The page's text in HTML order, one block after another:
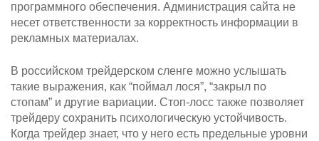
программного обеспечения. Администрация сайта не
несет ответственности за корректность информации в
рекламных материалах.
В российском трейдерском сленге можно услышать
такие выражения, как “поймал лося”, “закрыл по
стопам” и другие вариации. Стоп-лосс также позволяет
трейдеру сохранить психологическую устойчивость.
Когда трейдер знает, что у него есть предельные уровни